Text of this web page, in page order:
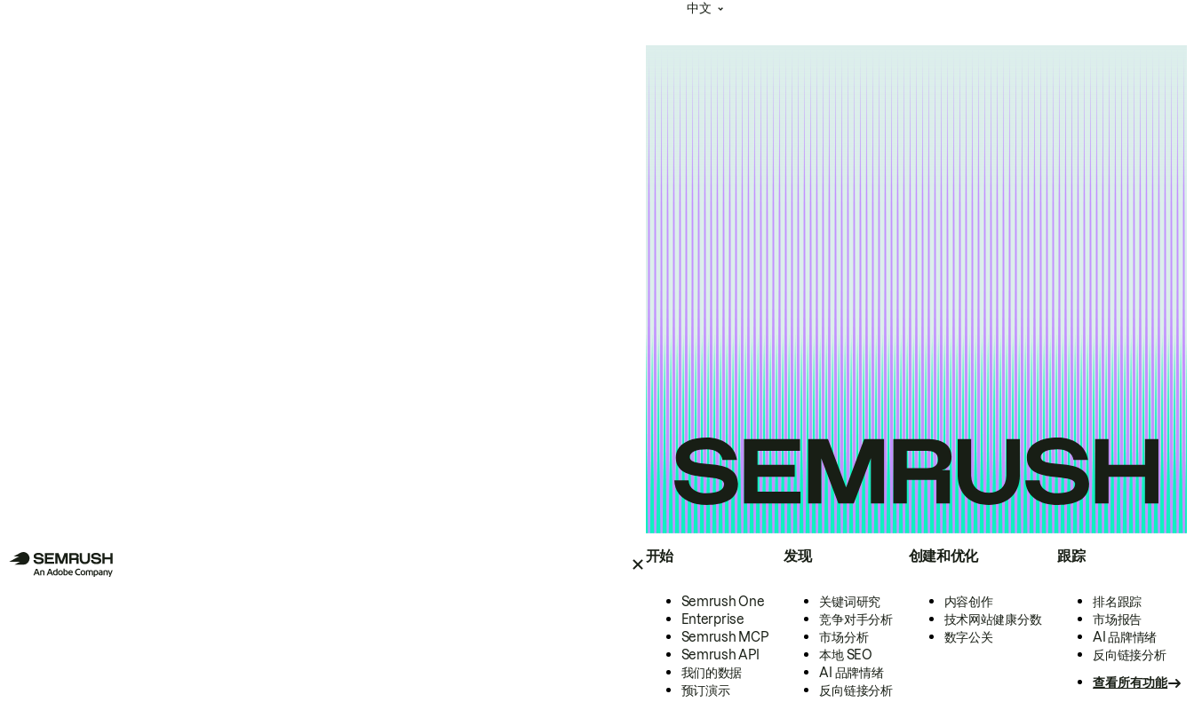
开始
Semrush One
Enterprise
Semrush MCP
Semrush API
我们的数据
预订演示
发现
关键词研究
竞争对手分析
市场分析
本地 SEO
AI 品牌情绪
反向链接分析
创建和优化
内容创作
技术网站健康分数
数字公关
跟踪
排名跟踪
市场报告
AI 品牌情绪
反向链接分析
查看所有功能
中文